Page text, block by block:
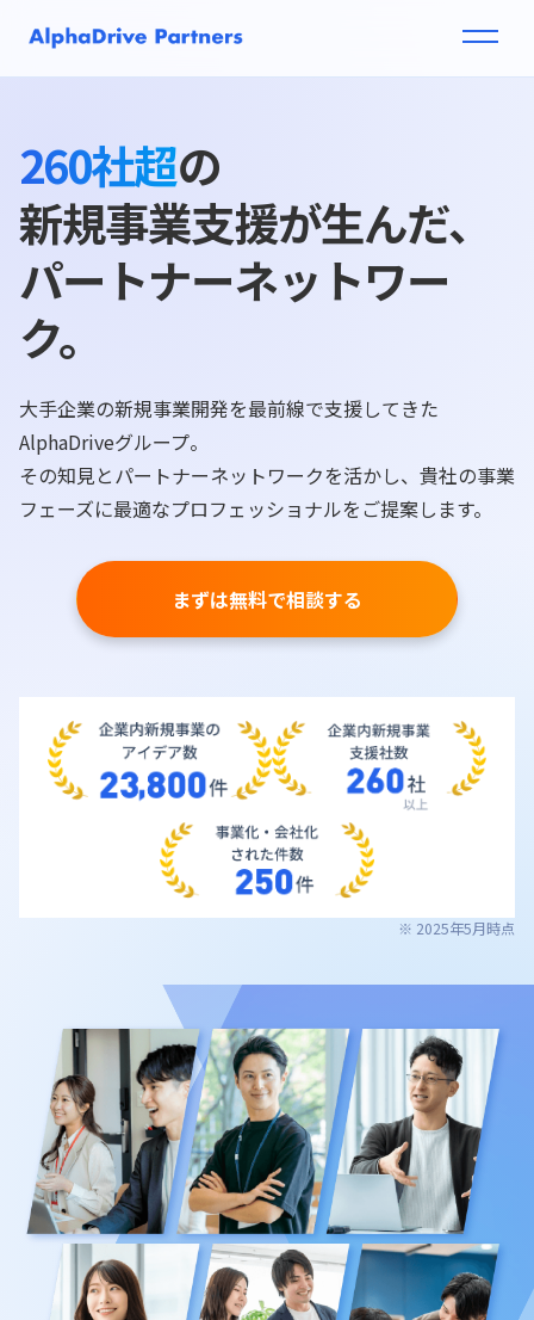
260社超の
新規事業支援が生んだ、
パートナーネットワー
ク。
大手企業の新規事業開発を最前線で支援してきた
AlphaDriveグループ。
その知見とパートナーネットワークを活かし、貴社の事業
フェーズに最適なプロフェッショナルをご提案します。
まずは無料で相談する
※ 2025年5月時点